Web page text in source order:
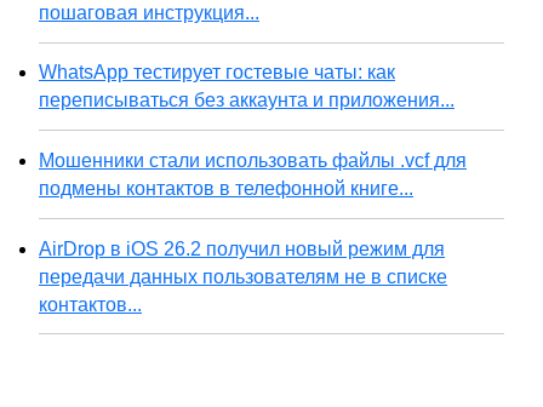
пошаговая инструкция...
WhatsApp тестирует гостевые чаты: как
переписываться без аккаунта и приложения...
Мошенники стали использовать файлы .vcf для
подмены контактов в телефонной книге...
AirDrop в iOS 26.2 получил новый режим для
передачи данных пользователям не в списке
контактов...